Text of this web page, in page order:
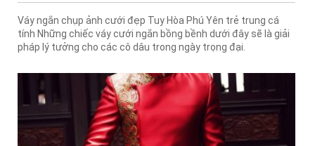
Váy ngắn chụp ảnh cưới đẹp Tuy Hòa Phú Yên trẻ trung cá
tính Những chiếc váy cưới ngắn bồng bềnh dưới đây sẽ là giải
pháp lý tưởng cho các cô dâu trong ngày trọng đại.